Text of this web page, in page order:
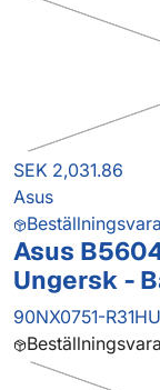
SEK 2,031.86
Asus
Beställningsvara
Asus
Ungersk -
90NX0751-
Beställningsvara